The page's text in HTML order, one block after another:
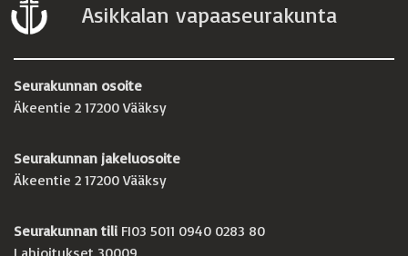
Asikkalan vapaaseurakunta
Seurakunnan osoite
Äkeentie 2 17200 Vääksy
Seurakunnan jakeluosoite
Äkeentie 2 17200 Vääksy
Seurakunnan tili FI03 5011 0940 0283 80
Lahjoitukset 30009